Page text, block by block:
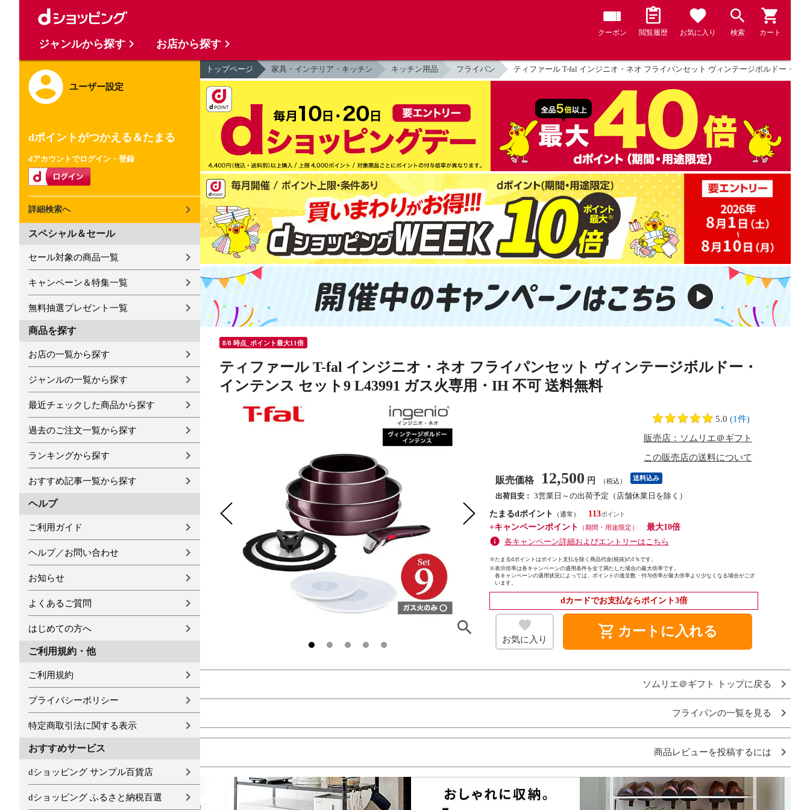
クーポン 閲覧履歴 お気に入り 検索 カート
ユーザー設定
dポイントがつかえる＆たまる
dアカウントでログイン・登録
詳細検索へ
スペシャル＆セール
セール対象の商品一覧
キャンペーン＆特集一覧
無料抽選プレゼント一覧
商品を探す
お店の一覧から探す
ジャンルの一覧から探す
最近チェックした商品から探す
過去のご注文一覧から探す
ランキングから探す
おすすめ記事一覧から探す
ヘルプ
ご利用ガイド
ヘルプ／お問い合わせ
お知らせ
よくあるご質問
はじめての方へ
ご利用規約・他
ご利用規約
プライバシーポリシー
特定商取引法に関する表示
おすすめサービス
dショッピング サンプル百貨店
dショッピング ふるさと納税百選
トップページ 家具・インテリア・キッチン キッチン用品 フライパン ティファール T-fal インジニオ・ネオ フライパンセット ヴィンテージボルドー・イ
8/8 時点_ポイント最大11倍
ティファール T-fal インジニオ・ネオ フライパンセット ヴィンテージボルドー・
インテンス セット9 L43991 ガス火専用・IH 不可 送料無料
5.0 (1件)
販売店：ソムリエ＠ギフト
この販売店の送料について
販売価格 12,500 円 （税込） 送料込み
出荷目安： 3営業日～の出荷予定（店舗休業日を除く）
たまるdポイント
（通常）
113
+キャンペーンポイント
（期間・用途限定）
最大10倍
各キャンペーン詳細およびエントリーはこちら
※たまるdポイントはポイント支払を除く商品代金(税抜)の1％です。
※表示倍率は各キャンペーンの適用条件を全て満たした場合の最大倍率です。
各キャンペーンの適用状況によっては、ポイントの進呈数・付与倍率が最大倍率より少なくなる場合がござ
います。
dカードでお支払ならポイント3倍
お気に入り shopping_cart カートに入れる
ソムリエ＠ギフト トップに戻る
フライパンの一覧を見る
商品レビューを投稿するには
ジャンルから探す お店から探す